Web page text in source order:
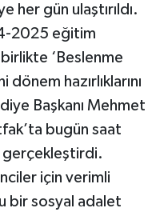
her gün ulaştırıldı.
2025 eğitim
birlikte ‘Beslenme
hazırlıklarını
Başkanı Mehmet
bugün saat
gerçekleştirdi.
için verimli
bir sosyal adalet